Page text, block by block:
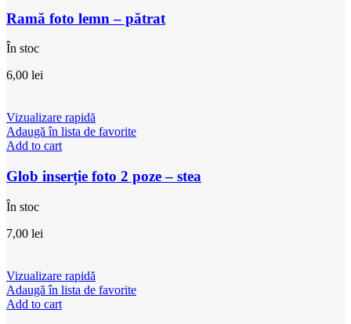
Ramă foto lemn – pătrat
În stoc
6,00 lei
Vizualizare rapidă
Adaugă în lista de favorite
Add to cart
Glob inserție foto 2 poze – stea
În stoc
7,00 lei
Vizualizare rapidă
Adaugă în lista de favorite
Add to cart